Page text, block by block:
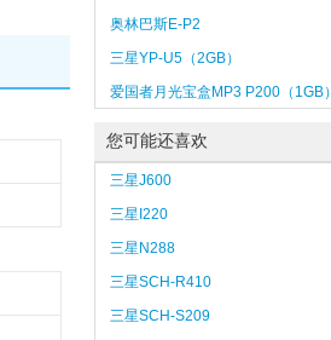
奥林巴斯E-P2
三星YP-U5（2GB）
爱国者月光宝盒MP3 P200（1GB）
您可能还喜欢
三星J600
三星I220
三星N288
三星SCH-R410
三星SCH-S209